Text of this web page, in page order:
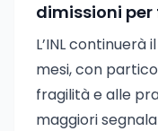
dimissioni
L’INL
mesi, con
fragilità e alle
maggiori